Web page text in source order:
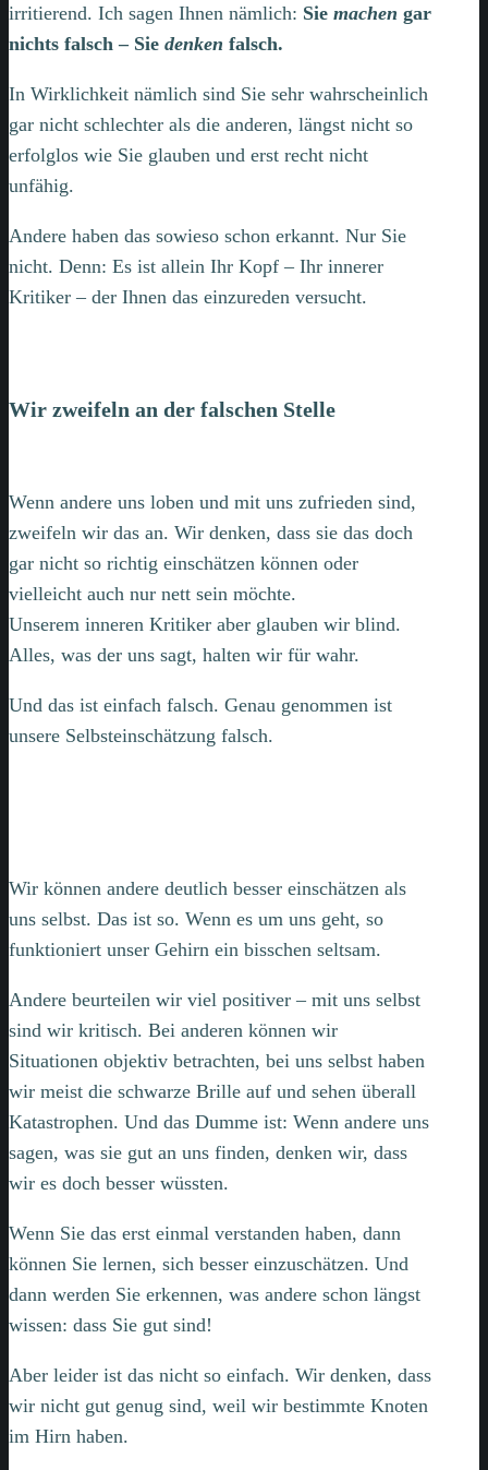
irritierend. Ich sagen Ihnen nämlich: Sie machen gar
nichts falsch – Sie denken falsch.
In Wirklichkeit nämlich sind Sie sehr wahrscheinlich
gar nicht schlechter als die anderen, längst nicht so
erfolglos wie Sie glauben und erst recht nicht
unfähig.
Andere haben das sowieso schon erkannt. Nur Sie
nicht. Denn: Es ist allein Ihr Kopf – Ihr innerer
Kritiker – der Ihnen das einzureden versucht.
Wir zweifeln an der falschen Stelle
Wenn andere uns loben und mit uns zufrieden sind,
zweifeln wir das an. Wir denken, dass sie das doch
gar nicht so richtig einschätzen können oder
vielleicht auch nur nett sein möchte.
Unserem inneren Kritiker aber glauben wir blind.
Alles, was der uns sagt, halten wir für wahr.
Und das ist einfach falsch. Genau genommen ist
unsere Selbsteinschätzung falsch.
Wir können andere deutlich besser einschätzen als
uns selbst. Das ist so. Wenn es um uns geht, so
funktioniert unser Gehirn ein bisschen seltsam.
Andere beurteilen wir viel positiver – mit uns selbst
sind wir kritisch. Bei anderen können wir
Situationen objektiv betrachten, bei uns selbst haben
wir meist die schwarze Brille auf und sehen überall
Katastrophen. Und das Dumme ist: Wenn andere uns
sagen, was sie gut an uns finden, denken wir, dass
wir es doch besser wüssten.
Wenn Sie das erst einmal verstanden haben, dann
können Sie lernen, sich besser einzuschätzen. Und
dann werden Sie erkennen, was andere schon längst
wissen: dass Sie gut sind!
Aber leider ist das nicht so einfach. Wir denken, dass
wir nicht gut genug sind, weil wir bestimmte Knoten
im Hirn haben.